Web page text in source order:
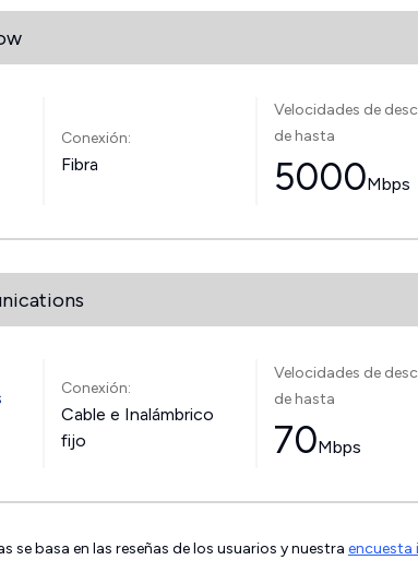
Conexión:
Fibra
Velocidades de
de hasta
5000Mbps
Conexión:
Cable e Inalámbrico
fijo
Velocidades de
de hasta
70Mbps
se basa en las reseñas de los usuarios y nuestra encuesta